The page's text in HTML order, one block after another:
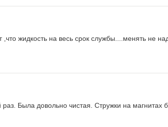
жидкость на весь срок службы....менять не
Была довольно чистая. Стружки на магнитах